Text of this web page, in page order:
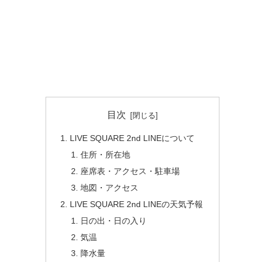
目次
LIVE SQUARE 2nd LINEについて
住所・所在地
座席表・アクセス・駐車場
地図・アクセス
LIVE SQUARE 2nd LINEの天気予報
日の出・日の入り
気温
降水量